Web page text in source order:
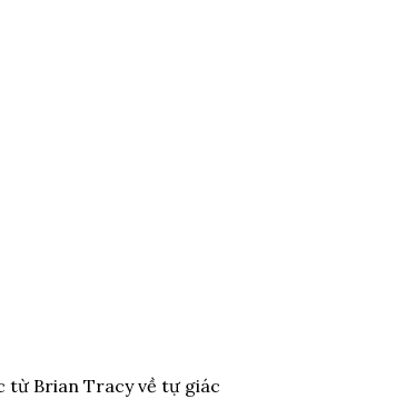
từ Brian Tracy về tự giác